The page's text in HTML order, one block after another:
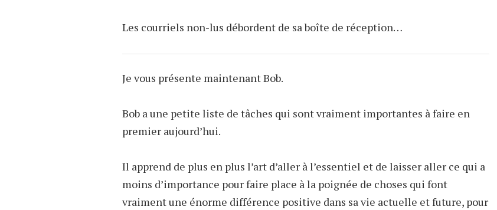
Les courriels non-lus débordent de sa boîte de réception…
Je vous présente maintenant Bob.
Bob a une petite liste de tâches qui sont vraiment importantes à faire en
premier aujourd’hui.
Il apprend de plus en plus l’art d’aller à l’essentiel et de laisser aller ce qui a
moins d’importance pour faire place à la poignée de choses qui font
vraiment une énorme différence positive dans sa vie actuelle et future, pour